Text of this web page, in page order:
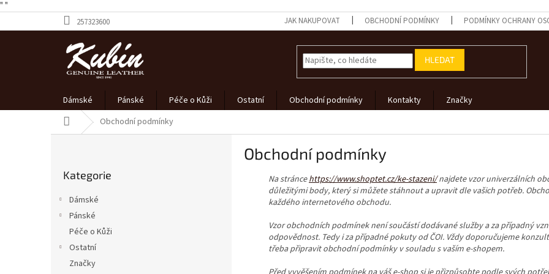
" "
na
257323600 JAK NAKUPOVAT OBCHODNÍ PODMÍNKY PODMÍNKY OCHRANY
HLEDAT
Dámské Pánské Péče o Kůži Ostatní Obchodní podmínky Kontakty
Značky
Domů Obchodní podmínky
kategorie
Kategorie
Dámské
Pánské
Péče o Kůži
Ostatní
Značky
Obchodní podmínky
Na stráncehttps://www.shoptet.cz/ke-stazeni/najdete vzor univerzálních
důležitými body, který si můžete stáhnout a upravit dle vašich potřeb.
každého internetového obchodu.
Vzor obchodních podmínek není součástí dodávané služby a za případný
odpovědnost. Tedy i za případné pokuty od ČOI. Vždy doporučujeme
třeba připravit obchodní podmínky v souladu s vaším e-shopem.